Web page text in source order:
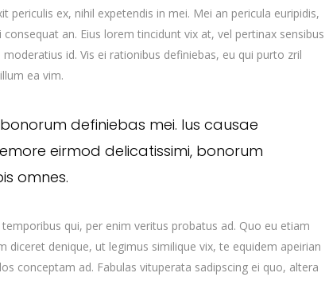
ex, nihil expetendis in mei. Mei an pericula euripidis,
an. Eius lorem tincidunt vix at, vel pertinax sensibus
id. Vis ei rationibus definiebas, eu qui purto zril
ea vim.
definiebas mei. Ius causae
eirmod delicatissimi, bonorum
omnes.
qui, per enim veritus probatus ad. Quo eu etiam
diceret denique, ut legimus similique vix, te equidem apeirian
conceptam ad. Fabulas vituperata sadipscing ei quo, altera